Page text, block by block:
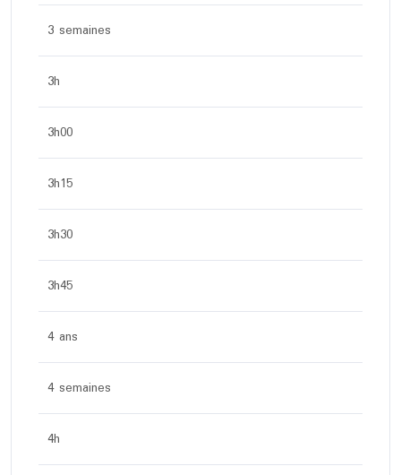
3 semaines
3h
3h00
3h15
3h30
3h45
4 ans
4 semaines
4h